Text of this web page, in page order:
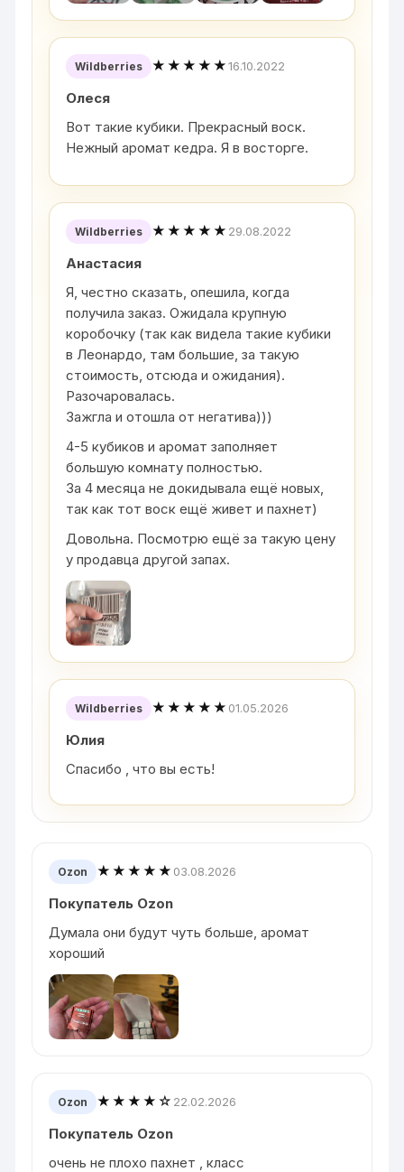
Wildberries ★★★★★16.10.2022
Олеся
Вот такие кубики. Прекрасный воск.
Нежный аромат кедра. Я в восторге.
Wildberries ★★★★★ 29.08.2022
Анастасия
Я, честно сказать, опешила, когда
получила заказ. Ожидала крупную
коробочку (так как видела такие кубики
в Леонардо, там большие, за такую
стоимость, отсюда и ожидания).
Разочаровалась.
Зажгла и отошла от негатива)))
4-5 кубиков и аромат заполняет
большую комнату полностью.
За 4 месяца не докидывала ещё новых,
так как тот воск ещё живет и пахнет)
Довольна. Посмотрю ещё за такую цену
у продавца другой запах.
Wildberries ★★★★★ 01.05.2026
Юлия
Спасибо , что вы есть!
Ozon ★★★★★ 03.08.2026
Покупатель Ozon
Думала они будут чуть больше, аромат
хороший
Ozon ★★★★☆ 22.02.2026
Покупатель Ozon
очень не плохо пахнет , класс